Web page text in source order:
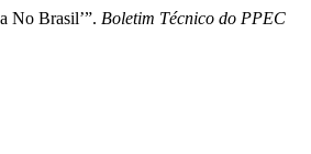
No Brasil’”. Boletim Técnico do PPEC